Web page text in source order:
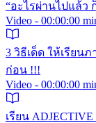
“อะไรผ่านไปแล้ว
Video - 00:00:00
3 วิธีเด็ด ให้เรียน
ก่อน !!!
Video - 00:00:00
เรียน